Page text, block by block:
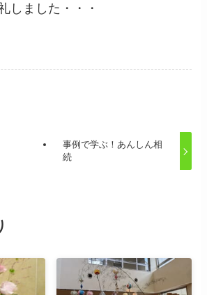
しました・・・
事例で学ぶ！あんしん相
続